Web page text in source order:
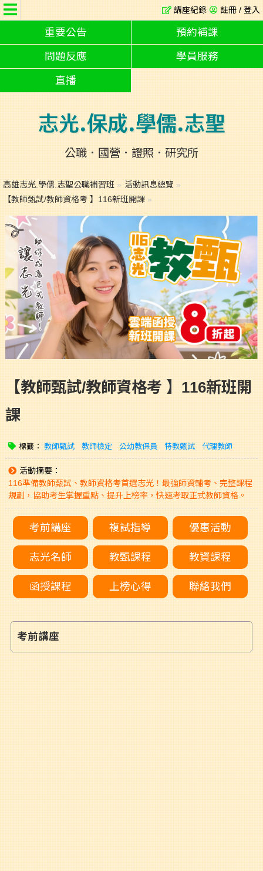
註冊 / 登入
講座紀錄
重要公告 預約補課
問題反應 學員服務
直播
志光.保成.學儒.志聖
公職．國營．證照．研究所
高雄志光.學儒.志聖公職補習班 » 活動訊息總覽 »
【教師甄試/教師資格考 】116新班開課 »
【教師甄試/教師資格考 】116新班開
課
標籤： 教師甄試 教師檢定 公幼教保員 特教甄試 代理教師
活動摘要：
116準備教師甄試、教師資格考首選志光！最強師資輔考、完整課程
規劃，協助考生掌握重點、提升上榜率，快速考取正式教師資格。
考前講座 複試指導 優惠活動
志光名師 教甄課程 教資課程
函授課程 上榜心得 聯絡我們
考前講座